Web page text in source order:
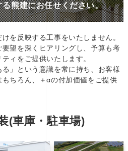
熊建にお任せください。
を反映する工事をいたしません。
望を深くヒアリングし、予算も考
ィをご提供いたします。
る」という意識を常に持ち、お客様
ちろん、＋αの付加価値をご提供
(車庫・駐車場)